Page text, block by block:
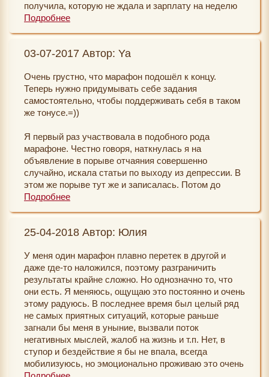
получила, которую не ждала и зарплату на неделю
раньше дали а что касается дел тут и говорить
Упражнения на 72 часа.. Какие 72 часа я все что
листке написала увидеть определенную марку
машины, а по дороге домой взяла и про себя еще
одну марку загадала, так теперь эти две марки
машин чуть ли не перед домом всегда стоят, хотя
Спасибо за прекрасный марафон!
Подробнее
03-07-2017 Автор: Ya
Очень грустно, что марафон подошёл к концу.
Теперь нужно придумывать себе задания
самостоятельно, чтобы поддерживать себя в таком
же тонусе.=))
Я первый раз участвовала в подобного рода
марафоне. Честно говоря, наткнулась я на
объявление в порыве отчаяния совершенно
случайно, искала статьи по выходу из депрессии. В
этом же порыве тут же и записалась. Потом до
начала марафона корила себя, что вписалась в
Задания в общем-то несложные, но меняют вектор
некоторые удивили, в некоторые я не верила, что
получится. Однако, когда ты видишь, что твоя
установка работает, столько сил прилетает!
Особенно, когда ты ломаешь свой блок. У меня так с
заданием про деньги произошло. Глазам своим не
поверила.)
Большое вам спасибо!!!! Это работает!!! Теперь
главное так и держать!
Подробнее
25-04-2018 Автор: Юлия
У меня один марафон плавно перетек в другой и
даже где-то наложился, поэтому разграничить
результаты крайне сложно. Но однозначно то, что
они есть. Я меняюсь, ощущаю это постоянно и очень
этому радуюсь. В последнее время был целый ряд
не самых приятных ситуаций, которые раньше
загнали бы меня в уныние, вызвали поток
негативных мыслей, жалоб на жизнь и т.п. Нет, в
ступор и бездействие я бы не впала, всегда
мобилизуюсь, но эмоционально проживаю это очень